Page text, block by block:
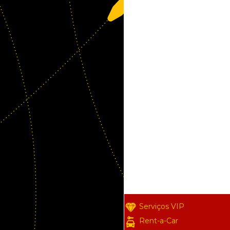
Serviços VIP
Rent-a-Car